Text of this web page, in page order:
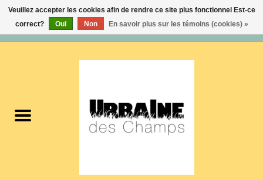
Femmes
Veuillez accepter les cookies afin de rendre ce site plus fonctionnel Est-ce
correct?
Oui Non En savoir plus sur les témoins (cookies) »